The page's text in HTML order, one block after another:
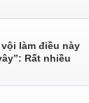
làm điều này
Rất nhiều